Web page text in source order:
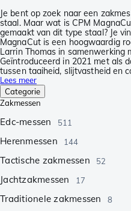
Je bent op zoek naar een
staal. Maar wat is CPM
gemaakt van dit type staal? Je
MagnaCut is een hoogwaardig
Larrin Thomas in samenwerking
Geïntroduceerd in 2021 met als
tussen taaiheid, slijtvastheid en
Lees meer
Categorie
Zakmessen
Edc-messen 511
Herenmessen 144
Tactische zakmessen 52
Jachtzakmessen 17
Traditionele zakmessen 8